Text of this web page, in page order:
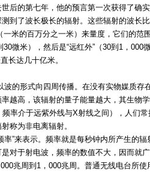
的第七年，他的预言第一次获得了确
到了波长极长的辐射。这些辐射的波长
一米的百万分之一米）来量度，它们的范
微米），然后是“远红外”（30到1，000
长达几十亿米。
的形式向四周传播。在没有实物媒质存
越高，该辐射的量子能量越大，其生物
率介于远紫外线与X射线之间），人们
称为非电离辐射。
”来表示。频率就是每秒钟内所产生的
对于射电波，频率的数值不大，因而就
兆周到1，000兆周。普通无线电台所